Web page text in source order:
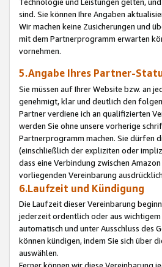
Technologie und Leistungen gelten,
sind. Sie können Ihre Angaben
Wir machen keine Zusicherungen und
mit dem Partnerprogramm erwarten
vornehmen.
5.Angabe Ihres Partner-
Sie müssen auf Ihrer Website bzw. an
genehmigt, klar und deutlich den
Partner verdiene ich an qualifizierten
werden Sie ohne unsere vorherige
Partnerprogramm machen. Sie dürfen
(einschließlich der expliziten oder
dass eine Verbindung zwischen
vorliegenden Vereinbarung
6.Laufzeit und Kündigung
Die Laufzeit dieser Vereinbarung
jederzeit ordentlich oder aus
automatisch und unter Ausschluss des
können kündigen, indem Sie sich über
auswählen.
Ferner können wir diese Vereinbarung